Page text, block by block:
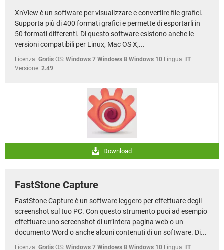
XnView è un software per visualizzare e convertire file grafici.
Supporta più di 400 formati grafici e permette di esportarli in
50 formati differenti. Di questo software esistono anche le
versioni compatibili per Linux, Mac OS X,...
Licenza: Gratis OS: Windows 7 Windows 8 Windows 10 Lingua: IT
Versione: 2.49
Download
FastStone Capture
FastStone Capture è un software leggero per effettuare degli
screenshot sul tuo PC. Con questo strumento puoi ad esempio
effettuare uno screenshot di un’intera pagina web o un
documento Word o anche alcuni contenuti di un software. Di...
Licenza: Gratis OS: Windows 7 Windows 8 Windows 10 Lingua: IT